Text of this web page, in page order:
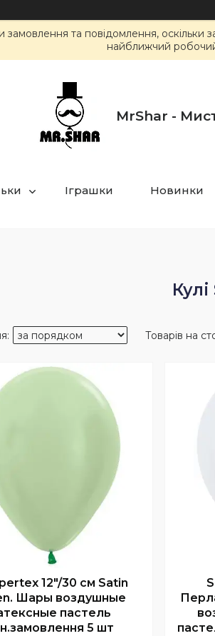
та повідомлення, оскільки
найближчий
MrShar -
Іграшки Новинки
12"/30 см Satin
Шары воздушные
пастель
5 шт